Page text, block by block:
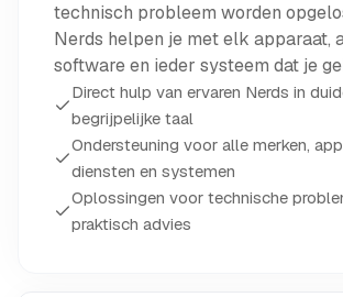
technisch probleem worden
Nerds helpen je met elk apparaat,
software en ieder systeem dat je
Direct hulp van ervaren Nerds in
begrijpelijke taal
Ondersteuning voor alle merken,
diensten en systemen
Oplossingen voor technische
praktisch advies